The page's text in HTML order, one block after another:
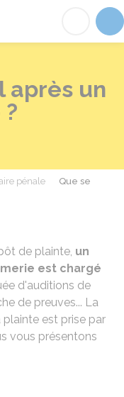
Fréville-du-
après un
pénale
Que se
de plainte, un
est chargé
d'auditions de
de preuves... La
est prise par
vous présentons